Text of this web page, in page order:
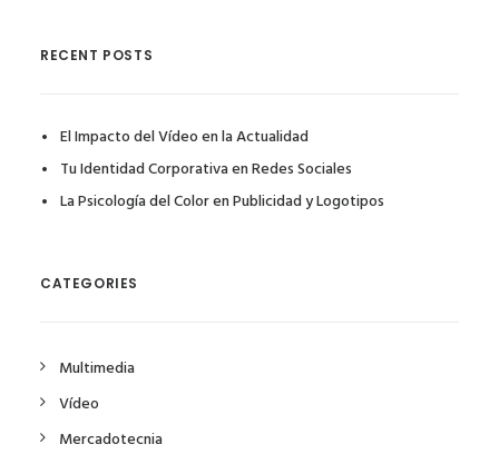
RECENT POSTS
El Impacto del Vídeo en la Actualidad
Tu Identidad Corporativa en Redes Sociales
La Psicología del Color en Publicidad y Logotipos
CATEGORIES
Multimedia
Vídeo
Mercadotecnia